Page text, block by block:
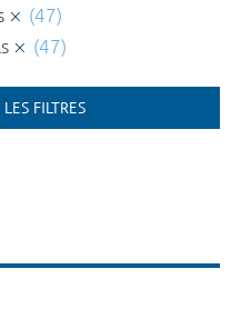
(47)
(47)
FILTRES